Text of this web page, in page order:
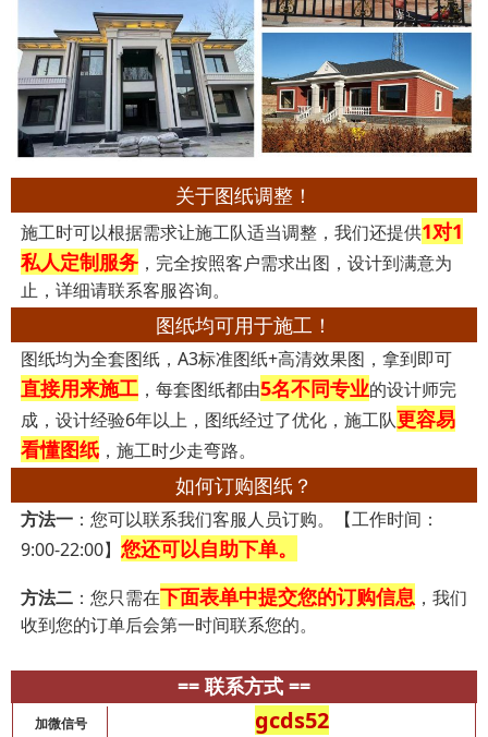
关于图纸调整！
施工时可以根据需求让施工队适当调整，我们还提供1对1
私人定制服务，完全按照客户需求出图，设计到满意为
止，详细请联系客服咨询。
图纸均可用于施工！
图纸均为全套图纸，A3标准图纸+高清效果图，拿到即可
直接用来施工，每套图纸都由5名不同专业的设计师完
成，设计经验6年以上，图纸经过了优化，施工队更容易
看懂图纸，施工时少走弯路。
如何订购图纸？
方法一：您可以联系我们客服人员订购。【工作时间：
9:00-22:00】 您还可以自助下单。
方法二：您只需在下面表单中提交您的订购信息，我们
收到您的订单后会第一时间联系您的。
== 联系方式 ==
加微信号 gcds52